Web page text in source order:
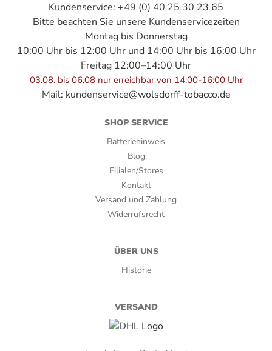
Kundenservice: +49 (0) 40 25 30 23 65
Bitte beachten Sie unsere Kundenservicezeiten
Montag bis Donnerstag
10:00 Uhr bis 12:00 Uhr und 14:00 Uhr bis 16:00 Uhr
Freitag 12:00–14:00 Uhr
03.08. bis 06.08 nur erreichbar von 14:00-16:00 Uhr
Mail: kundenservice@wolsdorff-tobacco.de
SHOP SERVICE
Batteriehinweis
Blog
Filialen/Stores
Kontakt
Versand und Zahlung
Widerrufsrecht
ÜBER UNS
Historie
VERSAND